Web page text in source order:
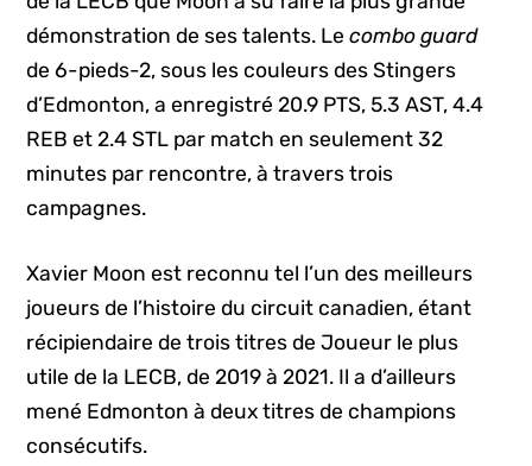
démonstration de ses talents. Lecombo guard
de 6-pieds-2, sous les couleurs des Stingers
d’Edmonton, a enregistré 20.9 PTS, 5.3 AST, 4.4
REB et 2.4 STL par match en seulement 32
minutes par rencontre, à travers trois
campagnes.
Xavier Moon est reconnu tel l’un des meilleurs
joueurs de l’histoire du circuit canadien, étant
récipiendaire de trois titres de Joueur le plus
utile de la LECB, de 2019 à 2021. Il a d’ailleurs
mené Edmonton à deux titres de champions
consécutifs.